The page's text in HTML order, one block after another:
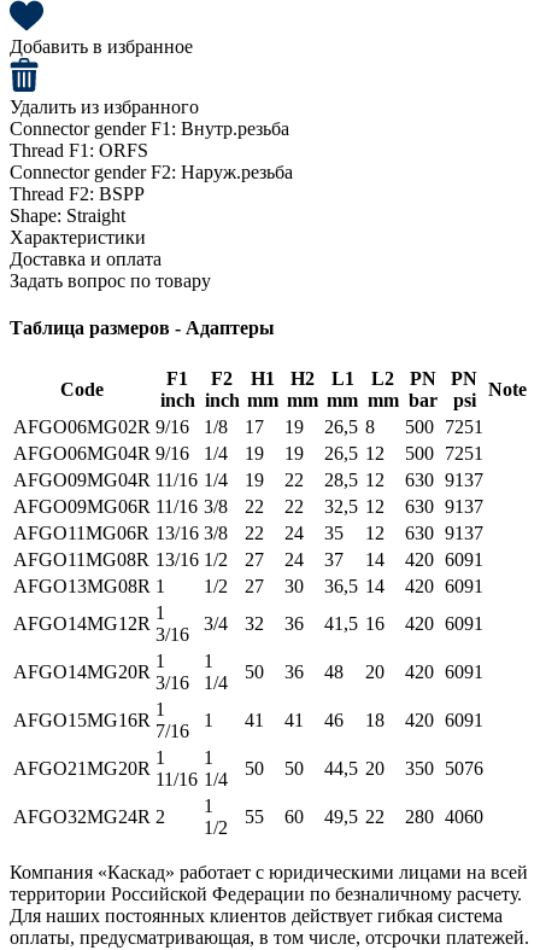
Добавить в избранное
Удалить из избранного
Connector gender F1: Внутр.резьба
Thread F1: ORFS
Connector gender F2: Наруж.резьба
Thread F2: BSPP
Shape: Straight
Характеристики
Доставка и оплата
Задать вопрос по товару
Таблица размеров - Адаптеры
Code
F1
inch
F2
inch
H1
mm
H2
mm
L1
mm
L2
mm
PN
bar
PN
psi
Note
AFGO06MG02R 9/16 1/8 17 19 26,5 8 500 7251
AFGO06MG04R 9/16 1/4 19 19 26,5 12 500 7251
AFGO09MG04R 11/16 1/4 19 22 28,5 12 630 9137
AFGO09MG06R 11/16 3/8 22 22 32,5 12 630 9137
AFGO11MG06R 13/16 3/8 22 24 35 12 630 9137
AFGO11MG08R 13/16 1/2 27 24 37 14 420 6091
AFGO13MG08R 1 1/2 27 30 36,5 14 420 6091
AFGO14MG12R
1
3/16
3/4 32 36 41,5 16 420 6091
AFGO14MG20R
1
3/16
1
1/4
50 36 48 20 420 6091
AFGO15MG16R
1
7/16
1 41 41 46 18 420 6091
AFGO21MG20R
1
11/16
1
1/4
50 50 44,5 20 350 5076
AFGO32MG24R 2
1
1/2
55 60 49,5 22 280 4060
Компания «Каскад» работает с юридическими лицами на всей
территории Российской Федерации по безналичному расчету.
Для наших постоянных клиентов действует гибкая система
оплаты, предусматривающая, в том числе, отсрочки платежей.